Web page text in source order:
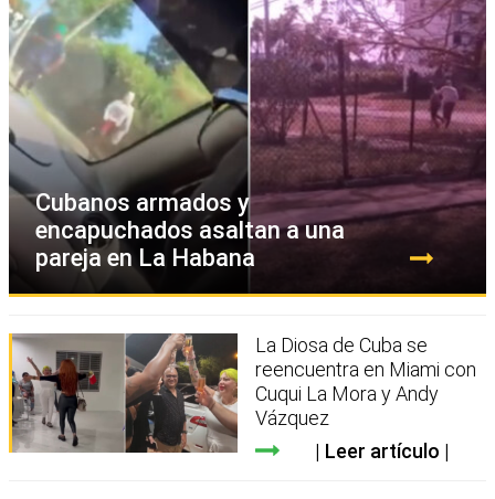
Cubanos armados y
encapuchados asaltan a una
pareja en La Habana
La Diosa de Cuba se
reencuentra en Miami con
Cuqui La Mora y Andy
Vázquez
Leer artículo